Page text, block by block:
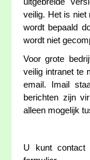
uitgebreide
veilig. Het is niet
wordt bepaald
wordt niet
Voor grote
veilig intranet te
email. Imail
berichten zijn
alleen mogelijk
U kunt contact